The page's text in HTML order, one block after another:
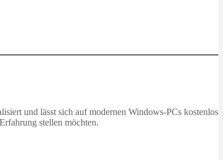
und lässt sich auf modernen Windows-PCs kostenlos
stellen möchten.